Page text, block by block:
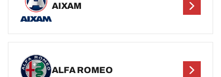
AIXAM
ALFA ROMEO